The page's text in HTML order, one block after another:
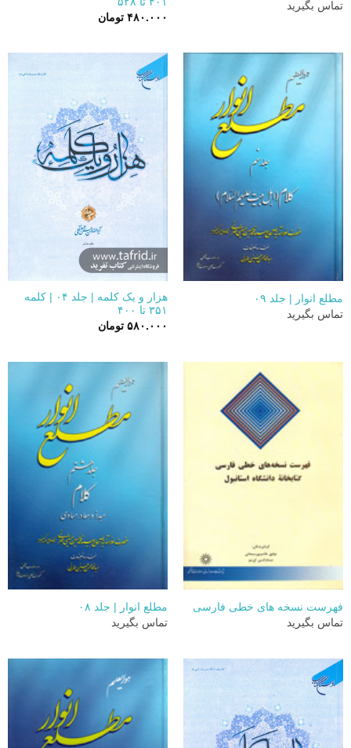
تماس بگیرید
۴۸۰.۰۰۰ تومان
مطلع انوار | جلد ۰۹
تماس بگیرید
هزار و یک کلمه | جلد ۰۴ | کلمه
۳۵۱ تا ۴۰۰
۵۸۰.۰۰۰ تومان
فهرست نسخه های خطی فارسی
تماس بگیرید
مطلع انوار | جلد ۰۸
تماس بگیرید